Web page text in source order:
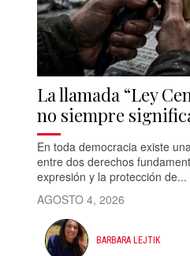
La llamada “Ley
no siempre
En toda democracia existe
entre dos derechos
expresión y la protección de...
AGOSTO 4, 2026
BARBARA LEJTIK